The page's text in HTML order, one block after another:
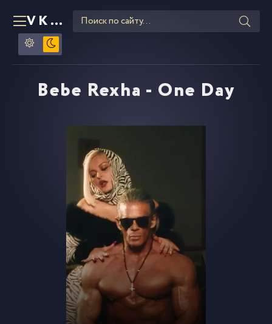
VKLIPE RU
Bebe Rexha - One Day